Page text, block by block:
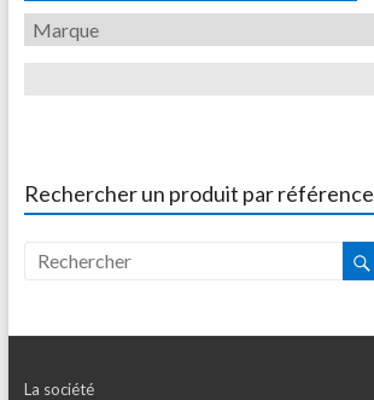
Rechercher un produit par référence
La société